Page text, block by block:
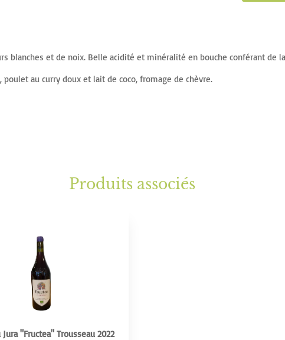
blanches et de noix. Belle acidité et minéralité en bouche conférant de
poulet au curry doux et lait de coco, fromage de chèvre.
Produits associés
"Fructea" Trousseau 2022